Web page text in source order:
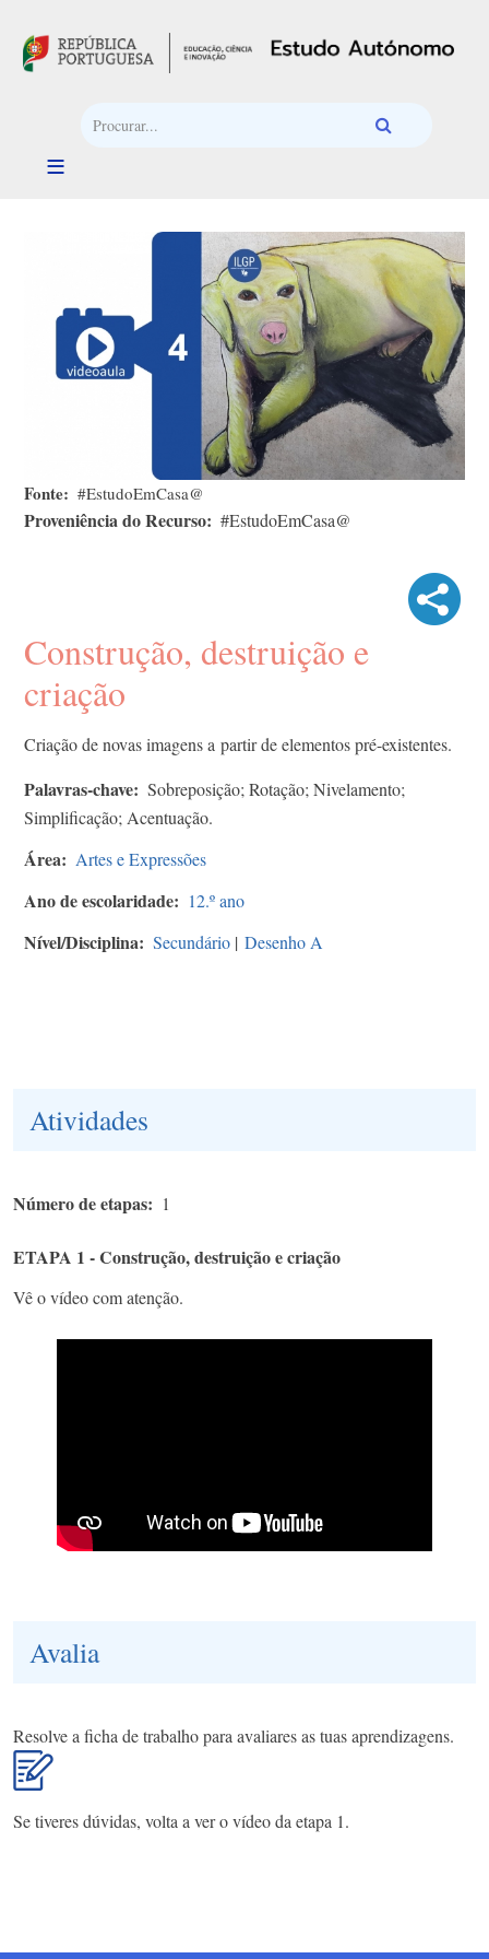
Fonte #EstudoEmCasa@
Proveniência do Recurso #EstudoEmCasa@
Construção, destruição e
criação
Criação de novas imagens a partir de elementos pré-existentes.
Palavras-chave
Sobreposição; Rotação; Nivelamento;
Simplificação; Acentuação.
Área Artes e Expressões
Ano de escolaridade 12.º ano
Nível/Disciplina Secundário | Desenho A
Atividades
Número de etapas 1
ETAPA 1 - Construção, destruição e criação
Vê o vídeo com atenção.
Avalia
Resolve a ficha de trabalho para avaliares as tuas aprendizagens.
Se tiveres dúvidas, volta a ver o vídeo da etapa 1.